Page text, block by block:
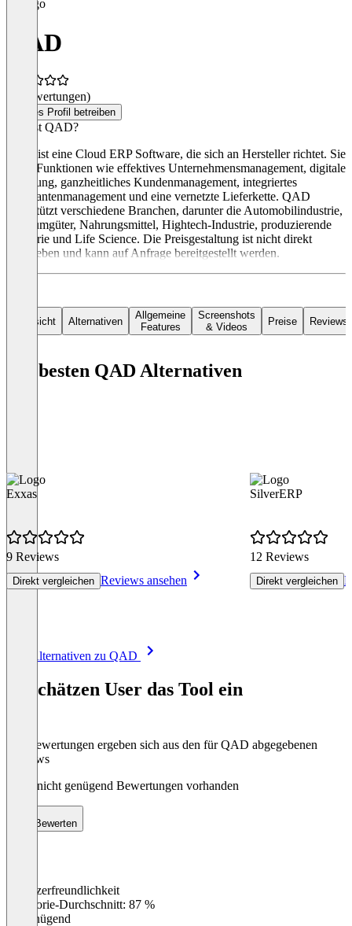
QAD
(0 Bewertungen)
Dieses Profil betreiben
Was ist QAD?
QAD ist eine Cloud ERP Software, die sich an Hersteller richtet. Sie
bietet Funktionen wie effektives Unternehmensmanagement, digitale
Fertigung, ganzheitliches Kundenmanagement, integriertes
Lieferantenmanagement und eine vernetzte Lieferkette. QAD
unterstützt verschiedene Branchen, darunter die Automobilindustrie,
Konsumgüter, Nahrungsmittel, Hightech-Industrie, produzierende
Industrie und Life Science. Die Preisgestaltung ist nicht direkt
angegeben und kann auf Anfrage bereitgestellt werden.
Übersicht Alternativen
Allgemeine
Features
Screenshots
& Videos
Preise Reviews
Die besten QAD Alternativen
Exxas
9 Reviews
Direkt vergleichen Reviews ansehen
SilverERP
12 Reviews
Direkt vergleichen
Alle Alternativen zu QAD
So schätzen User das Tool ein
Die Bewertungen ergeben sich aus den für QAD abgegebenen
Reviews
Noch nicht genügend Bewertungen vorhanden
Bewerten
Benutzerfreundlichkeit
Kategorie-Durchschnitt: 87 %
Ungenügend